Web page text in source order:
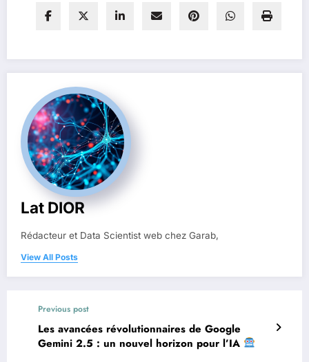
Lat DIOR
Rédacteur et Data Scientist web chez Garab,
View All Posts
Previous post
Les avancées révolutionnaires de Google
Gemini 2.5 : un nouvel horizon pour l’IA